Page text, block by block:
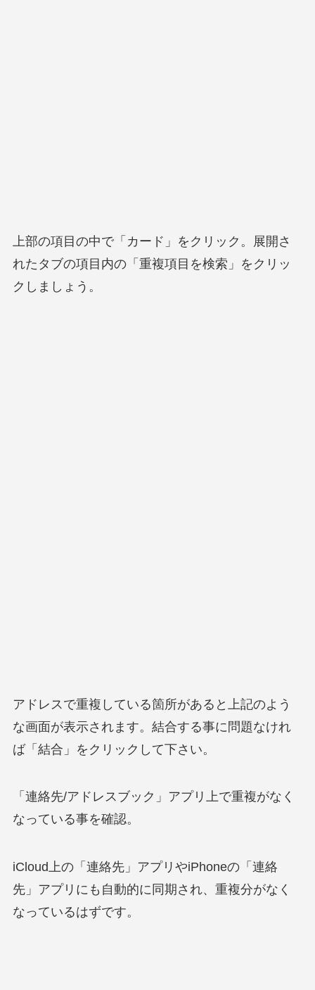
上部の項目の中で「カード」をクリック。展開さ
れたタブの項目内の「重複項目を検索」をクリッ
クしましょう。
アドレスで重複している箇所があると上記のよう
な画面が表示されます。結合する事に問題なけれ
ば「結合」をクリックして下さい。
「連絡先/アドレスブック」アプリ上で重複がなく
なっている事を確認。
iCloud上の「連絡先」アプリやiPhoneの「連絡
先」アプリにも自動的に同期され、重複分がなく
なっているはずです。